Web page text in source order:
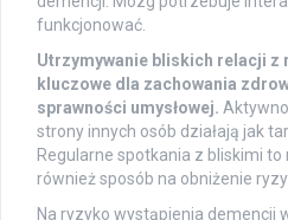
funkcjonować.
Utrzymywanie bliskich relacji z
kluczowe dla zachowania
sprawności umysłowej.
strony innych osób działają jak
Regularne spotkania z bliskimi
również sposób na obniżenie
Na ryzyko wystąpienia demencji